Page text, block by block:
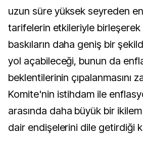
uzun süre yüksek seyreden
tarifelerin etkileriyle
baskıların daha geniş bir
yol açabileceği, bunun da
beklentilerinin çıpalanmasını
Komite'nin istihdam ile
arasında daha büyük bir
dair endişelerini dile getirdiği